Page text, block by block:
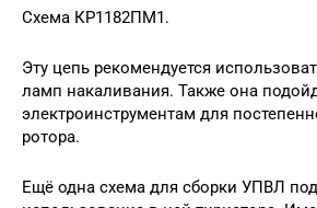
Схема КР1182ПМ1.
Эту цепь рекомендуется
ламп накаливания. Также она
электроинструментам для
ротора.
Ещё одна схема для сборки УПВЛ